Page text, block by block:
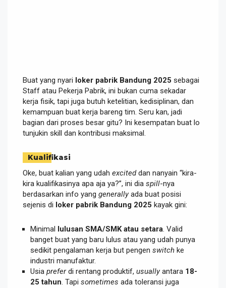
Buat yang nyari loker pabrik Bandung 2025 sebagai
Staff atau Pekerja Pabrik, ini bukan cuma sekadar
kerja fisik, tapi juga butuh ketelitian, kedisiplinan, dan
kemampuan buat kerja bareng tim. Seru kan, jadi
bagian dari proses besar gitu? Ini kesempatan buat lo
tunjukin skill dan kontribusi maksimal.
Kualifikasi
Oke, buat kalian yang udah exciteddan nanyain “kira-
kira kualifikasinya apa aja ya?”, ini dia spill-nya
berdasarkan info yang generallyada buat posisi
sejenis di loker pabrik Bandung 2025 kayak gini:
Minimal lulusan SMA/SMK atau setara . Valid
banget buat yang baru lulus atau yang udah punya
sedikit pengalaman kerja but pengen switch ke
industri manufaktur.
Usia preferdi rentang produktif, usuallyantara 18-
25 tahun . Tapi sometimes ada toleransi juga